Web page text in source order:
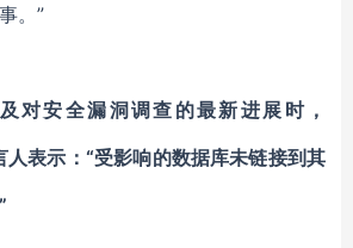
。”
对安全漏洞调查的最新进展时，
表示：“受影响的数据库未链接到其